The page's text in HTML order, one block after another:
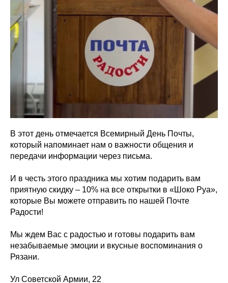
В этот день отмечается Всемирный День Почты,
который напоминает нам о важности общения и
передачи информации через письма.
И в честь этого праздника мы хотим подарить вам
приятную скидку – 10% на все открытки в «Шоко Руа»,
которые Вы можете отправить по нашей Почте
Радости!
Мы ждем Вас с радостью и готовы подарить вам
незабываемые эмоции и вкусные воспоминания о
Рязани.
Ул Советской Армии, 22